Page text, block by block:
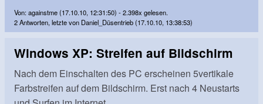
Von: againstme (17.10.10, 12:31:50) - 2.398x gelesen.
2 Antworten, letzte von Daniel_Düsentrieb (17.10.10, 13:38:53)
Windows XP: Streifen auf Bildschirm
Nach dem Einschalten des PC erscheinen 5vertikale
Farbstreifen auf dem Bildschirm. Erst nach 4 Neustarts